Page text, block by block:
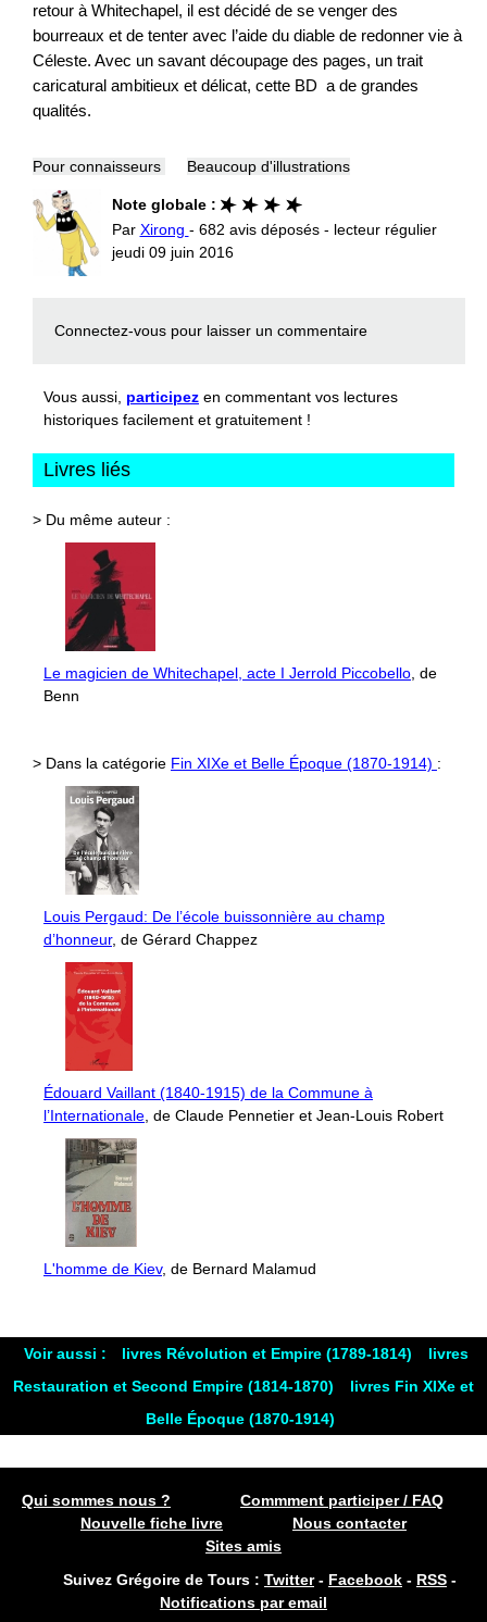
retour à Whitechapel, il est décidé de se venger des
bourreaux et de tenter avec l’aide du diable de redonner vie à
Céleste. Avec un savant découpage des pages, un trait
caricatural ambitieux et délicat, cette BD a de grandes
qualités.
Pour connaisseurs Beaucoup d'illustrations
Note globale :
Par Xirong - 682 avis déposés - lecteur régulier
jeudi 09 juin 2016
Connectez-vous pour laisser un commentaire
Vous aussi, participez en commentant vos lectures
historiques facilement et gratuitement !
Livres liés
> Du même auteur :
Le magicien de Whitechapel, acte I Jerrold Piccobello, de
Benn
> Dans la catégorie Fin XIXe et Belle Époque (1870-1914) :
Louis Pergaud: De l’école buissonnière au champ
d’honneur, de Gérard Chappez
Édouard Vaillant (1840-1915) de la Commune à
l’Internationale, de Claude Pennetier et Jean-Louis Robert
L'homme de Kiev, de Bernard Malamud
Voir aussi : livres Révolution et Empire (1789-1814)
livres
Restauration et Second Empire (1814-1870)
livres Fin XIXe et
Belle Époque (1870-1914)
Qui sommes nous ?
Commment participer / FAQ
Nouvelle fiche livre
Nous contacter
Sites amis
Suivez Grégoire de Tours : Twitter- Facebook - RSS -
Notifications par email